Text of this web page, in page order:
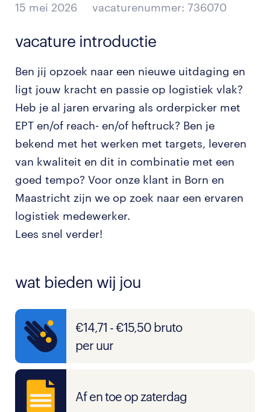
15 mei 2026 vacaturenummer: 736070
vacature introductie
Ben jij opzoek naar een nieuwe uitdaging en
ligt jouw kracht en passie op logistiek vlak?
Heb je al jaren ervaring als orderpicker met
EPT en/of reach- en/of heftruck? Ben je
bekend met het werken met targets, leveren
van kwaliteit en dit in combinatie met een
goed tempo? Voor onze klant in Born en
Maastricht zijn we op zoek naar een ervaren
logistiek medewerker.
Lees snel verder!
wat bieden wij jou
€14,71 - €15,50 bruto
per uur
Af en toe op zaterdag